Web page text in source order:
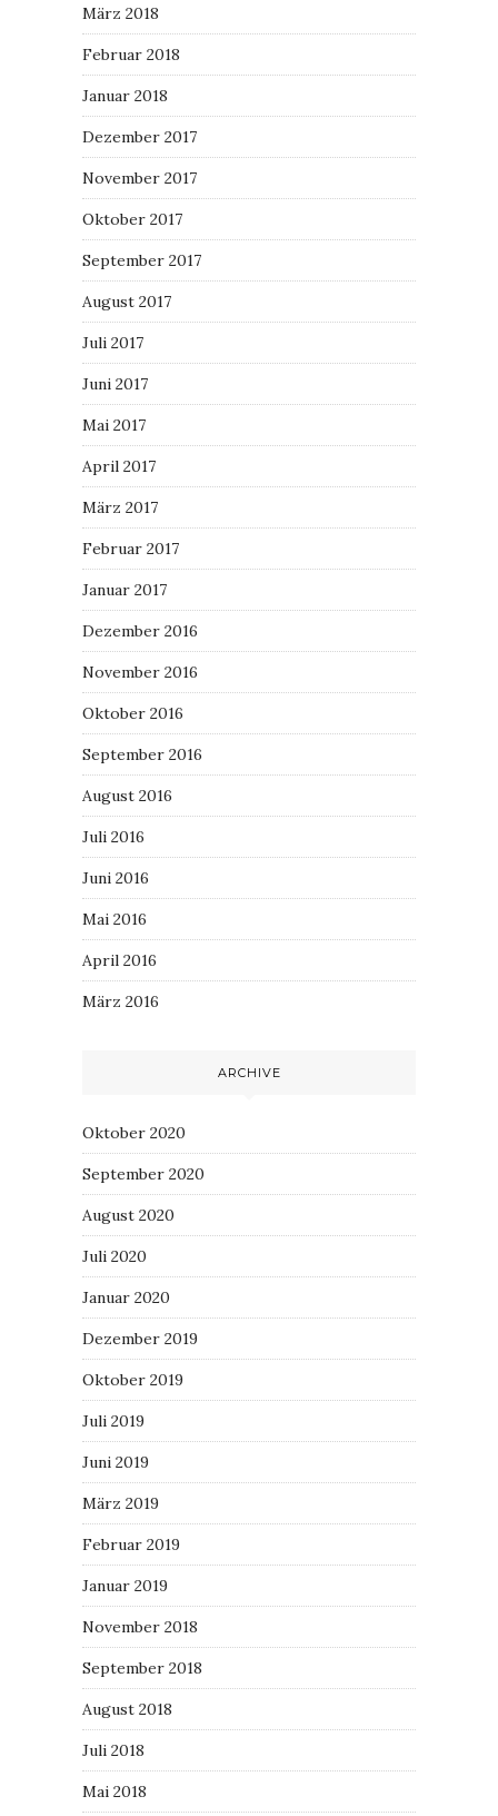
März 2018
Februar 2018
Januar 2018
Dezember 2017
November 2017
Oktober 2017
September 2017
August 2017
Juli 2017
Juni 2017
Mai 2017
April 2017
März 2017
Februar 2017
Januar 2017
Dezember 2016
November 2016
Oktober 2016
September 2016
August 2016
Juli 2016
Juni 2016
Mai 2016
April 2016
März 2016
ARCHIVE
Oktober 2020
September 2020
August 2020
Juli 2020
Januar 2020
Dezember 2019
Oktober 2019
Juli 2019
Juni 2019
März 2019
Februar 2019
Januar 2019
November 2018
September 2018
August 2018
Juli 2018
Mai 2018